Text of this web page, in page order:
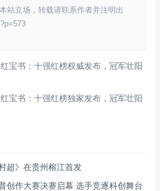
站立场，转载请联系作者并注明出
宝书：十强红榜权威发布，冠军壮阳
宝书：十强红榜独家发布，冠军壮阳
超》在贵州榕江首发
创作大赛决赛启幕 选手竞逐科创舞台